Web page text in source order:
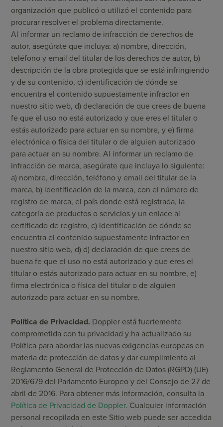
organización que publicó o utilizó el contenido para
procurar resolver el problema directamente.
Al informar un reclamo de infracción de derechos de
autor, asegúrate que incluya: a) nombre, dirección,
teléfono y email del titular de los derechos de autor, b)
descripción de la obra protegida que se está infringiendo
y de su contenido, c) identificación de dónde se
encuentra el contenido supuestamente infractor en
nuestro sitio web, d) declaración de que crees de buena
fe que el uso no está autorizado y que eres el titular o
estás autorizado para actuar en su nombre, y e) firma
electrónica o física del titular o de alguien autorizado
para actuar en su nombre. Al informar un reclamo de
infracción de marca, asegúrate que incluya lo siguiente:
a) nombre, dirección, teléfono y email del titular de la
marca, b) identificación de la marca, con el número de
registro de marca, el país donde está registrada, la
categoría de productos o servicios y un enlace al
certificado de registro, c) identificación de dónde se
encuentra el contenido supuestamente infractor en
nuestro sitio web, d) d) declaración de que crees de
buena fe que el uso no está autorizado y que eres el
titular o estás autorizado para actuar en su nombre, e)
firma electrónica o física del titular o de alguien
autorizado para actuar en su nombre.
Política de Privacidad. Doppler está fuertemente
comprometida con tu privacidad y ha actualizado su
Política para abordar las nuevas exigencias europeas en
materia de protección de datos y dar cumplimiento al
Reglamento General de Protección de Datos (RGPD) (UE)
2016/679 del Parlamento Europeo y del Consejo de 27 de
abril de 2016. Para obtener más información, consulta la
Política de Privacidad de Doppler. Cualquier información
personal recopilada en este Sitio web puede ser accedida